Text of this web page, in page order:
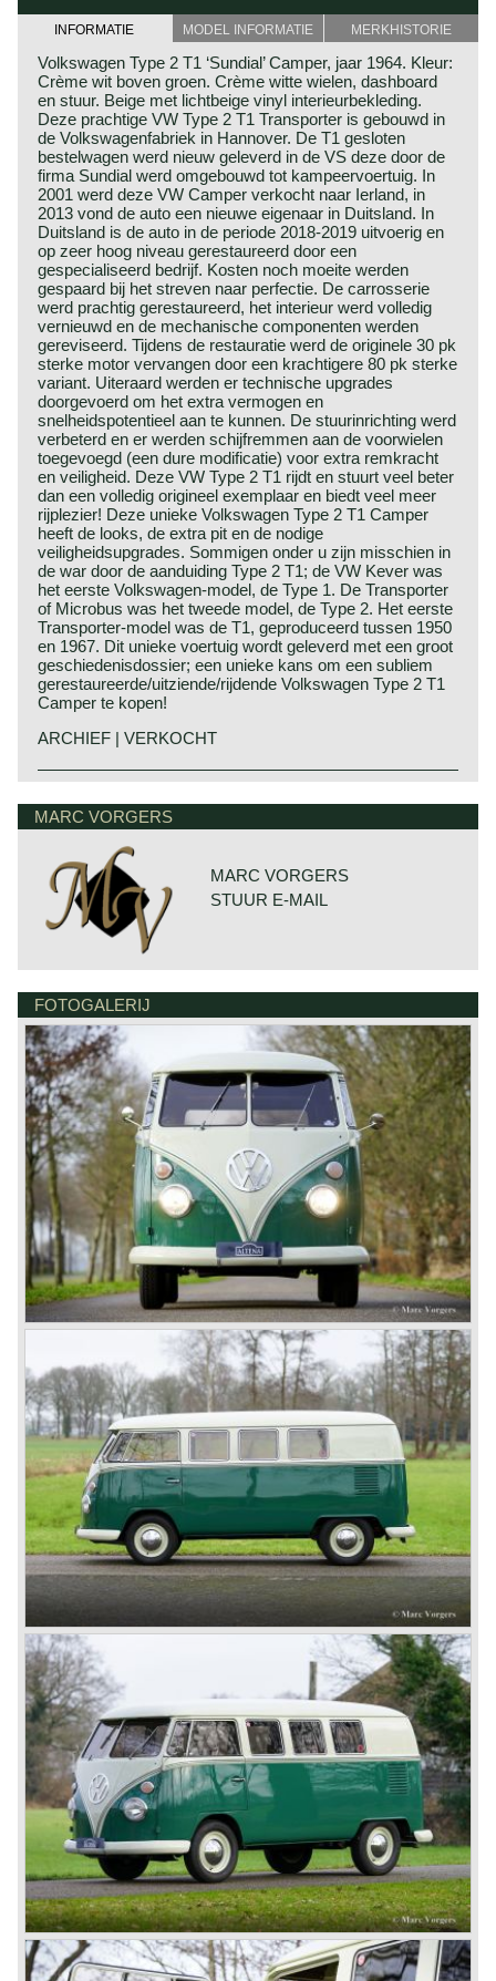
INFORMATIE MODEL INFORMATIE MERKHISTORIE
Volkswagen Type 2 T1 ‘Sundial’ Camper, jaar 1964. Kleur:
Crème wit boven groen. Crème witte wielen, dashboard
en stuur. Beige met lichtbeige vinyl interieurbekleding.
Deze prachtige VW Type 2 T1 Transporter is gebouwd in
de Volkswagenfabriek in Hannover. De T1 gesloten
bestelwagen werd nieuw geleverd in de VS deze door de
firma Sundial werd omgebouwd tot kampeervoertuig. In
2001 werd deze VW Camper verkocht naar Ierland, in
2013 vond de auto een nieuwe eigenaar in Duitsland. In
Duitsland is de auto in de periode 2018-2019 uitvoerig en
op zeer hoog niveau gerestaureerd door een
gespecialiseerd bedrijf. Kosten noch moeite werden
gespaard bij het streven naar perfectie. De carrosserie
werd prachtig gerestaureerd, het interieur werd volledig
vernieuwd en de mechanische componenten werden
gereviseerd. Tijdens de restauratie werd de originele 30 pk
sterke motor vervangen door een krachtigere 80 pk sterke
variant. Uiteraard werden er technische upgrades
doorgevoerd om het extra vermogen en
snelheidspotentieel aan te kunnen. De stuurinrichting werd
verbeterd en er werden schijfremmen aan de voorwielen
toegevoegd (een dure modificatie) voor extra remkracht
en veiligheid. Deze VW Type 2 T1 rijdt en stuurt veel beter
dan een volledig origineel exemplaar en biedt veel meer
rijplezier! Deze unieke Volkswagen Type 2 T1 Camper
heeft de looks, de extra pit en de nodige
veiligheidsupgrades. Sommigen onder u zijn misschien in
de war door de aanduiding Type 2 T1; de VW Kever was
het eerste Volkswagen-model, de Type 1. De Transporter
of Microbus was het tweede model, de Type 2. Het eerste
Transporter-model was de T1, geproduceerd tussen 1950
en 1967. Dit unieke voertuig wordt geleverd met een groot
geschiedenisdossier; een unieke kans om een subliem
gerestaureerde/uitziende/rijdende Volkswagen Type 2 T1
Camper te kopen!
ARCHIEF | VERKOCHT
Technische gegevens*
4 cilinder boxermotor
cilinderinhoud: 1192 cc
carburateur: 1 x Solex 28 PICT
vermogen: 34 pk bij 3400 tpm.
versnellingsbak: 4, handgeschakeld
gewicht: 1105 kg. (afhankelijk van de uitvoering)
L x B x H: 429 x 178 x 189 cm.
MARC VORGERS
MARC VORGERS
STUUR E-MAIL
FOTOGALERIJ